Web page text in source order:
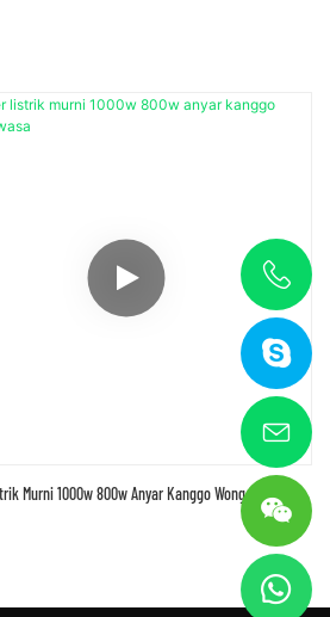
Murni 1000w 800w Anyar Kanggo Wong Diwasa